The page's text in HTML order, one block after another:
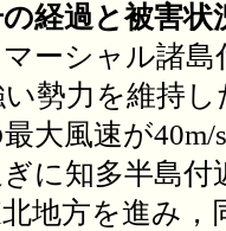
経過と被害状
ーシャル諸島
勢力を維持
大風速が
に知多半島
地方を進み